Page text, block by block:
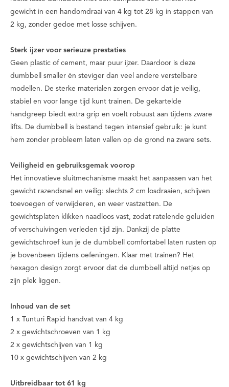
gewicht in een handomdraai van 4 kg tot 28 kg in stappen van
2 kg, zonder gedoe met losse schijven.
Sterk ijzer voor serieuze prestaties
Geen plastic of cement, maar puur ijzer. Daardoor is deze
dumbbell smaller én steviger dan veel andere verstelbare
modellen. De sterke materialen zorgen ervoor dat je veilig,
stabiel en voor lange tijd kunt trainen. De gekartelde
handgreep biedt extra grip en voelt robuust aan tijdens zware
lifts. De dumbbell is bestand tegen intensief gebruik: je kunt
hem zonder probleem laten vallen op de grond na zware sets.
Veiligheid en gebruiksgemak voorop
Het innovatieve sluitmechanisme maakt het aanpassen van het
gewicht razendsnel en veilig: slechts 2 cm losdraaien, schijven
toevoegen of verwijderen, en weer vastzetten. De
gewichtsplaten klikken naadloos vast, zodat ratelende geluiden
of verschuivingen verleden tijd zijn. Dankzij de platte
gewichtschroef kun je de dumbbell comfortabel laten rusten op
je bovenbeen tijdens oefeningen. Klaar met trainen? Het
hexagon design zorgt ervoor dat de dumbbell altijd netjes op
zijn plek liggen.
Inhoud van de set
1 x Tunturi Rapid handvat van 4 kg
2 x gewichtschroeven van 1 kg
2 x gewichtschijven van 1 kg
10 x gewichtschijven van 2 kg
Uitbreidbaar tot 61 kg